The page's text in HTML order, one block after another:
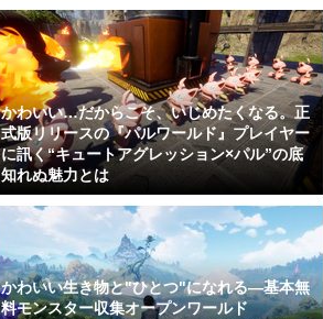
かわいい…だからこそ、いじめたくなる。正
式版リリースの『パルワールド』プレイヤー
に訊く“キュートアグレッション×パル”の底
知れぬ魅力とは
かわいい生き物と"ひとつ"になれる―基本無
料モンスター収集オープンワールド